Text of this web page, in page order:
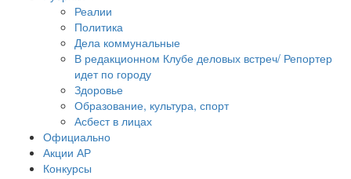
Реалии
Политика
Дела коммунальные
В редакционном Клубе деловых встреч/ Репортер
идет по городу
Здоровье
Образование, культура, спорт
Асбест в лицах
Официально
Акции АР
Конкурсы